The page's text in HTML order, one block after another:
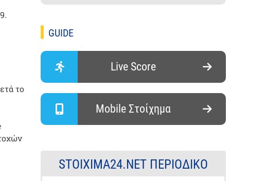
το
GUIDE
Live Score
Mobile Στοίχημα
STOIXIMA24.NET ΠΕΡΙΟΔΙΚΌ